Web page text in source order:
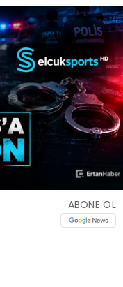
ABONE OL